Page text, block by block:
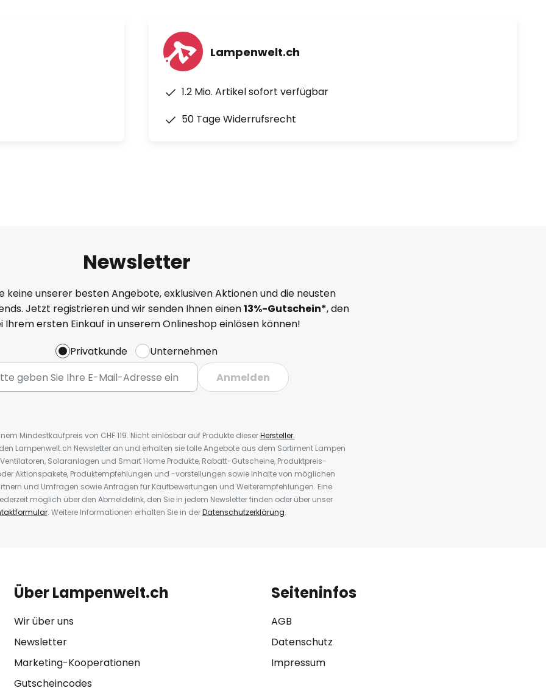
Lampenwelt.ch
1.2 Mio. Artikel sofort verfügbar
50 Tage Widerrufsrecht
Newsletter
keine unserer besten Angebote, exklusiven Aktionen und die neusten
Jetzt registrieren und wir senden Ihnen einen13%-Gutschein*, den
Ihrem ersten Einkauf in unserem Onlineshop einlösen können!
Privatkunde
Unternehmen
Anmelden
Mindestkaufpreis von CHF 119. Nicht einlösbar auf Produkte dieserHersteller.
Lampenwelt.ch Newsletter an und erhalten sie tolle Angebote aus dem Sortiment Lampen
Solaranlagen und Smart Home Produkte, Rabatt-Gutscheine, Produktpreis-
Aktionspakete, Produktempfehlungen und -vorstellungen sowie Inhalte von möglichen
und Umfragen sowie Anfragen für Kaufbewertungen und Weiterempfehlungen. Eine
möglich über den Abmeldelink, den Sie in jedem Newsletter finden oder über unser
. Weitere Informationen erhalten Sie in derDatenschutzerklärung.
Über Lampenwelt.ch
Wir über uns
Newsletter
Marketing-Kooperationen
Gutscheincodes
Seiteninfos
AGB
Datenschutz
Impressum